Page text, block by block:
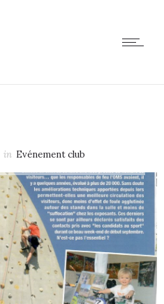
in Evénement club